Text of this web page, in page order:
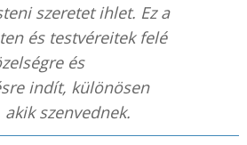
szeretet ihlet. Ez a
és testvéreitek felé
és
indít, különösen
szenvednek.